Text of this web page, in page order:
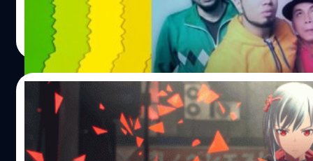
อยู่ที่ไหนและมันจะเป็นอย่างไรบ้าง
ธีรพงศ์ เสรีสำราญ | 1841 days ago
Read More
13/05/2021
Bandai Namco เตรียมเปิดให้เล่นเดโม Scarlet
Nexus ในเดือนนี้